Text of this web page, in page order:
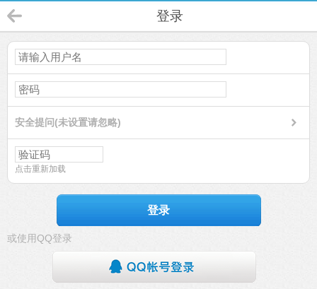
登录
安全提问(未设置请忽略)
点击重新加载
登录
或使用QQ登录